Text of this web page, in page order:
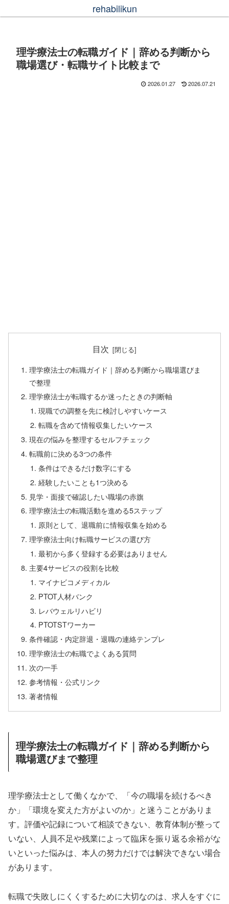
rehabilikun
理学療法士の転職ガイド｜辞める判断から
職場選び・転職サイト比較まで
2026.01.27 2026.07.21
目次
理学療法士の転職ガイド｜辞める判断から職場選びま
で整理
理学療法士が転職するか迷ったときの判断軸
現職での調整を先に検討しやすいケース
転職を含めて情報収集したいケース
現在の悩みを整理するセルフチェック
転職前に決める3つの条件
条件はできるだけ数字にする
経験したいことも1つ決める
見学・面接で確認したい職場の赤旗
理学療法士の転職活動を進める5ステップ
原則として、退職前に情報収集を始める
理学療法士向け転職サービスの選び方
最初から多く登録する必要はありません
主要4サービスの役割を比較
マイナビコメディカル
PTOT人材バンク
レバウェルリハビリ
PTOTSTワーカー
条件確認・内定辞退・退職の連絡テンプレ
理学療法士の転職でよくある質問
次の一手
参考情報・公式リンク
著者情報
理学療法士の転職ガイド｜辞める判断から
職場選びまで整理
理学療法士として働くなかで、「今の職場を続けるべき
か」「環境を変えた方がよいのか」と迷うことがありま
す。評価や記録について相談できない、教育体制が整って
いない、人員不足や残業によって臨床を振り返る余裕がな
いといった悩みは、本人の努力だけでは解決できない場合
があります。
転職で失敗しにくくするために大切なのは、求人をすぐに